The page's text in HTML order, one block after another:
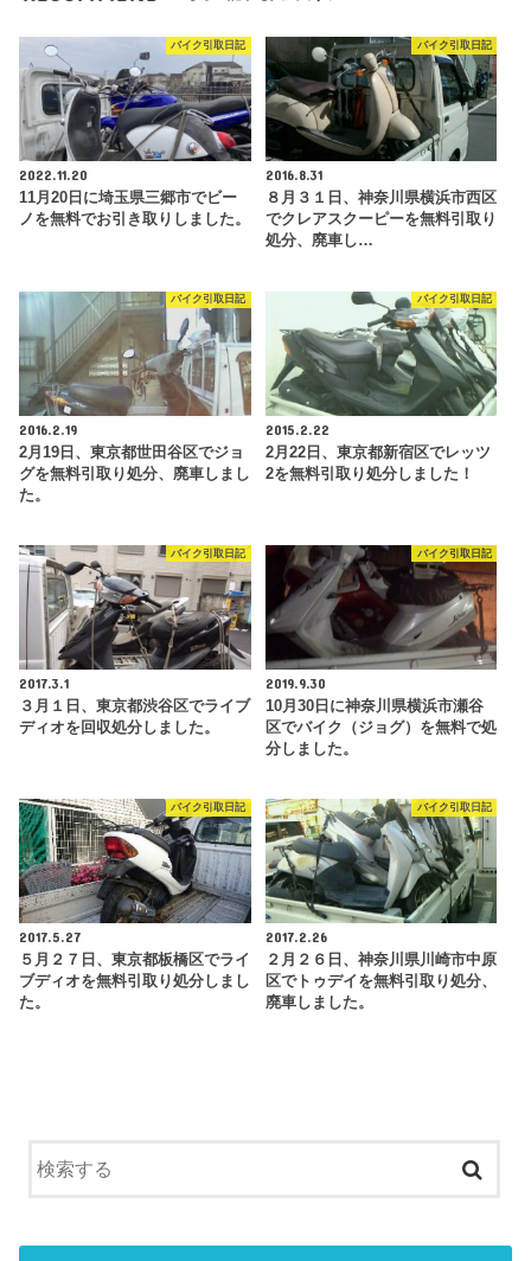
バイク引取日記
2022.11.20
11月20日に埼玉県三郷市でビー
ノを無料でお引き取りしました。
バイク引取日記
2016.8.31
８月３１日、神奈川県横浜市西区
でクレアスクーピーを無料引取り
処分、廃車し…
バイク引取日記
2016.2.19
2月19日、東京都世田谷区でジョ
グを無料引取り処分、廃車しまし
た。
バイク引取日記
2015.2.22
2月22日、東京都新宿区でレッツ
2を無料引取り処分しました！
バイク引取日記
2017.3.1
３月１日、東京都渋谷区でライブ
ディオを回収処分しました。
バイク引取日記
2019.9.30
10月30日に神奈川県横浜市瀬谷
区でバイク（ジョグ）を無料で処
分しました。
バイク引取日記
2017.5.27
５月２７日、東京都板橋区でライ
ブディオを無料引取り処分しまし
た。
バイク引取日記
2017.2.26
２月２６日、神奈川県川崎市中原
区でトゥデイを無料引取り処分、
廃車しました。